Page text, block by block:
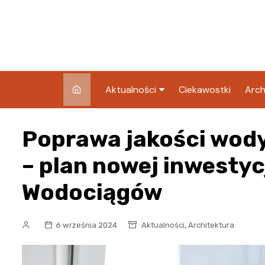
Aktualności
Blog
Ciekawostki
Poprawa jakości
– plan nowej
Wodociągów
6 września 2024 Aktualności, Architektura